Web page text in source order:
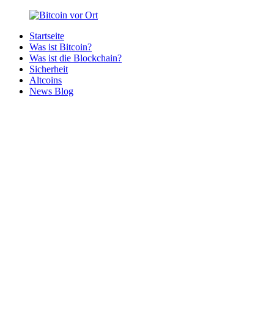
Zurück
Inhalt
Bitcoin
Bitcoins
deiner
Region
Startseite
Was ist Bitcoin?
Was ist die Blockchain?
Sicherheit
Altcoins
News Blog